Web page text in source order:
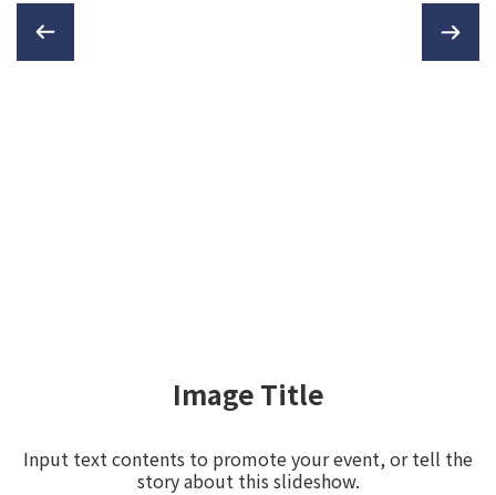
Image Title
Input text contents to promote your event, or tell the
story about this slideshow.